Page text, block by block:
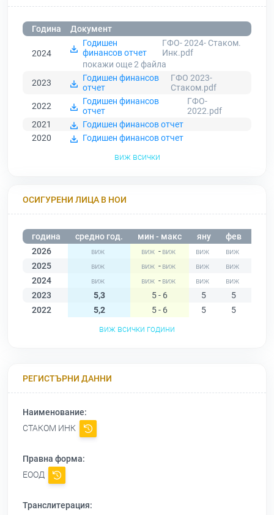
Година Документ
2024
Годишен
финансов отчет
ГФО- 2024- Стаком.
Инк.pdf
покажи още 2файла
2023
Годишен финансов
отчет
ГФО 2023-
Стаком.pdf
2022
Годишен финансов
отчет
ГФО-
2022.pdf
2021
Годишен финансов отчет
2020
Годишен финансов отчет
виж всички
ОСИГУРЕНИ ЛИЦА В НОИ
година средно год. мин - макс яну фев
2026
-
2025
-
2024
-
2023
5,3 5 - 6 5 5
2022
5,2 5 - 6 5 5
виж всички години
РЕГИСТЪРНИ ДАННИ
Наименование:
СТАКОМ ИНК
Правна форма:
ЕООД
Транслитерация: